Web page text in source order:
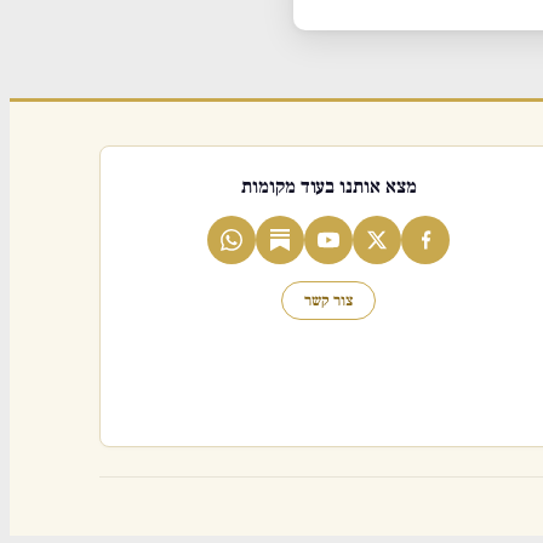
מצא אותנו בעוד מקומות
צור קשר